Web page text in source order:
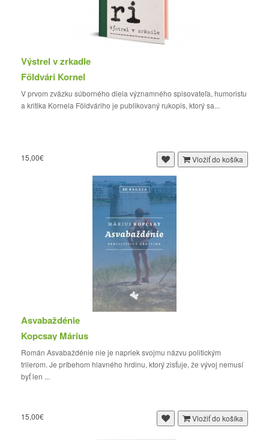
Výstrel v zrkadle
Földvári Kornel
V prvom zväzku súborného diela významného spisovateľa, humoristu
a kritika Kornela Földváriho je publikovaný rukopis, ktorý sa...
15,00€ Vložiť do košíka
Asvabaždénie
Kopcsay Márius
Román Asvabaždénie nie je napriek svojmu názvu politickým
trilerom. Je príbehom hlavného hrdinu, ktorý zisťuje, že vývoj nemusí
byť len ...
15,00€ Vložiť do košíka